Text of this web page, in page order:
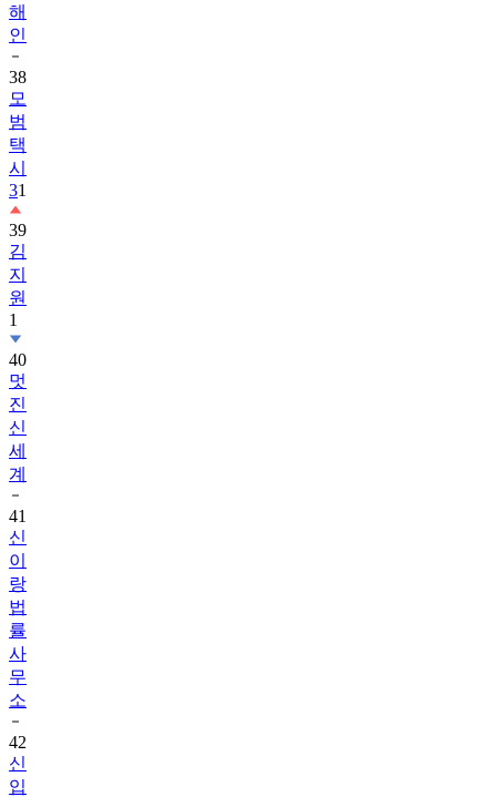
해
인
38
모
범
택
시
31
39
김
지
원
1
40
멋
진
신
세
계
41
신
이
랑
법
률
사
무
소
42
신
입